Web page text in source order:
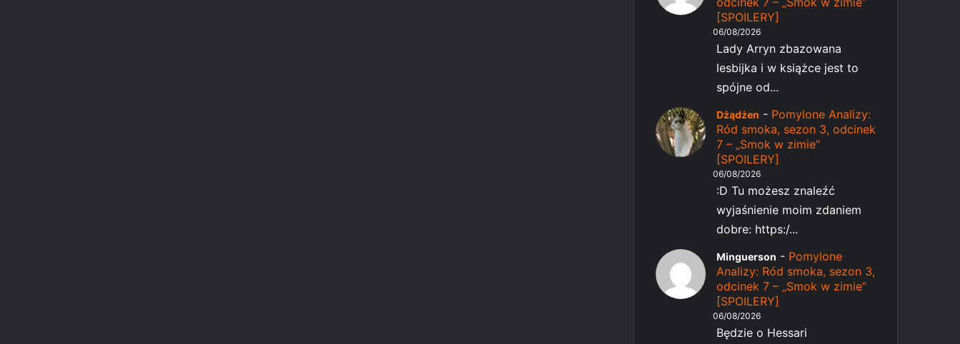
[SPOILERY]
06/08/2026
Lady Arryn zbazowana
lesbijka i w książce jest to
spójne od...
Dżądżen - Pomylone Analizy:
Ród smoka, sezon 3, odcinek
7 – „Smok w zimie”
[SPOILERY]
06/08/2026
:D Tu możesz znaleźć
wyjaśnienie moim zdaniem
dobre: https:/...
Minguerson - Pomylone
Analizy: Ród smoka, sezon 3,
odcinek 7 – „Smok w zimie”
[SPOILERY]
06/08/2026
Będzie o Hessari